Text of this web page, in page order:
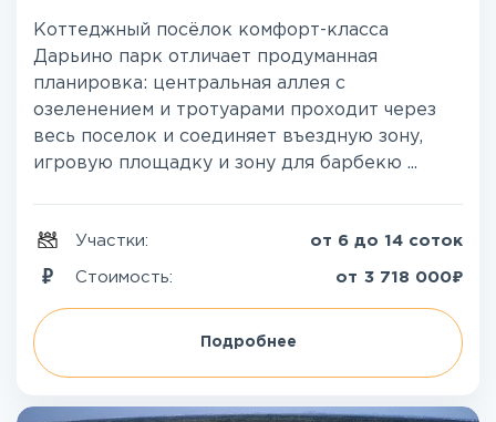
Коттеджный посёлок комфорт-класса
Дарьино парк отличает продуманная
планировка: центральная аллея с
озеленением и тротуарами проходит через
весь поселок и соединяет въездную зону,
игровую площадку и зону для барбекю ...
Участки: от 6 до 14 соток
Стоимость: от 3 718 000₽
Подробнее